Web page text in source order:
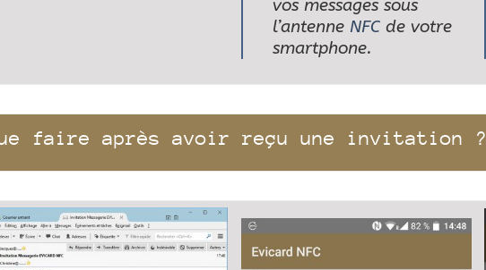
vos messages sous
l’antenne NFCde votre
smartphone.
faire après avoir reçu une invitation ?